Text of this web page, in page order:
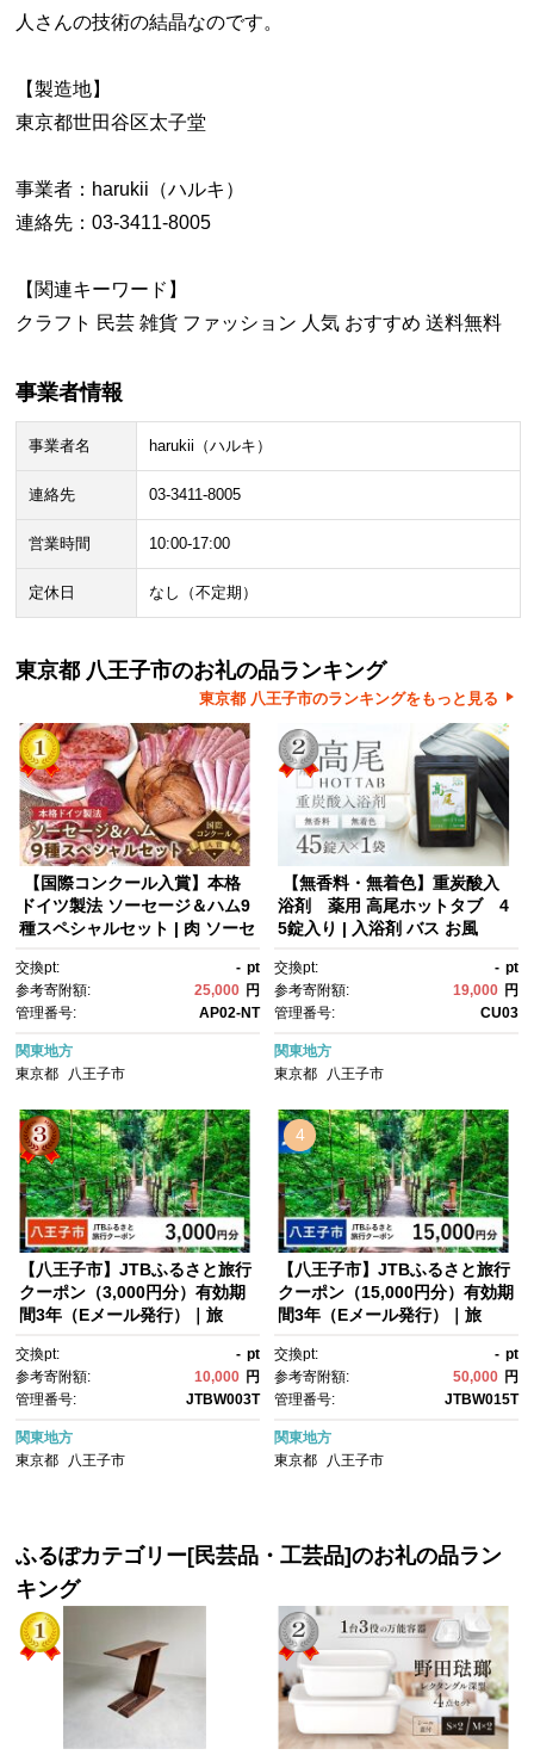
人さんの技術の結晶なのです。
【製造地】
東京都世田谷区太子堂
事業者：harukii（ハルキ）
連絡先：03-3411-8005
【関連キーワード】
クラフト 民芸 雑貨 ファッション 人気 おすすめ 送料無料
事業者情報
事業者名 harukii（ハルキ）
連絡先 03-3411-8005
営業時間 10:00-17:00
定休日 なし（不定期）
東京都 八王子市のお礼の品ランキング
東京都 八王子市のランキングをもっと見る
【国際コンクール入賞】本格
ドイツ製法 ソーセージ＆ハム9
種スペシャルセット | 肉 ソーセ
ト おすすめ 送料無料 東京 八王
子
交換pt: - pt
参考寄附額:
25,000 円
管理番号:
AP02-NT
関東地方
東京都
八王子市
【無香料・無着色】重炭酸入
浴剤 薬用 高尾ホットタブ 4
5錠入り | 入浴剤 バス お風
京 八王子
交換pt: - pt
参考寄附額:
19,000 円
管理番号:
CU03
関東地方
東京都
八王子市
【八王子市】JTBふるさと旅行
クーポン（3,000円分）有効期
間3年（Eメール発行）｜旅
B 宿泊 観光 体験 旅行券 宿泊
券 旅行予約 ホテル 旅館 チケ
ット 子供 子連れ カップル 家
族 人気 おすすめ 旅行クーポ
ン 店頭 オンライン ネット予
約 東京 八王子
交換pt: - pt
参考寄附額:
10,000 円
管理番号:
JTBW003T
関東地方
東京都
八王子市
4
【八王子市】JTBふるさと旅行
クーポン（15,000円分）有効期
間3年（Eメール発行）｜旅
B 宿泊 観光 体験 旅行券 宿泊
券 旅行予約 ホテル 旅館 チケ
ット 子供 子連れ カップル 家
族 人気 おすすめ 旅行クーポ
ン 店頭 オンライン ネット予
約 東京 八王子
交換pt: - pt
参考寄附額:
50,000 円
管理番号:
JTBW015T
関東地方
東京都
八王子市
ふるぽカテゴリー[民芸品・工芸品]のお礼の品ラン
キング